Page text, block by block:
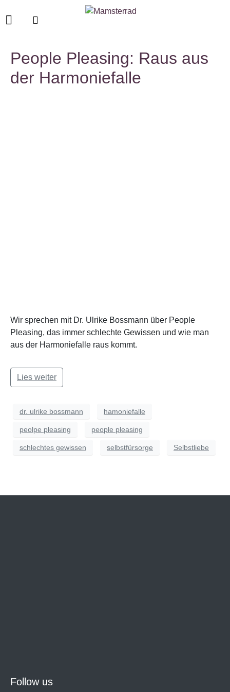
People Pleasing: Raus aus
der Harmoniefalle
Wir sprechen mit Dr. Ulrike Bossmann über People
Pleasing, das immer schlechte Gewissen und wie man
aus der Harmoniefalle raus kommt.
Lies weiter
dr. ulrike bossmann hamoniefalle
peolpe pleasing people pleasing
schlechtes gewissen selbstfürsorge Selbstliebe
Follow us